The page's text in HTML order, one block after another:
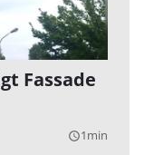
Fassade
query_builder1min